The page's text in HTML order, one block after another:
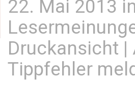
22. Mai 2013
Druckansicht |
Tippfehler